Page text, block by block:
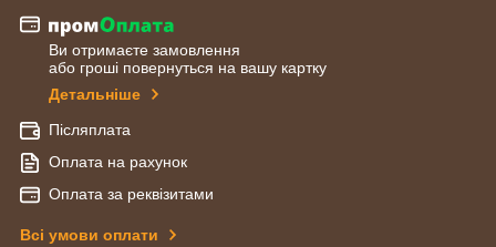
Ви отримаєте замовлення
або гроші повернуться на вашу картку
Детальніше
Післяплата
Оплата на рахунок
Оплата за реквізитами
Всі умови оплати